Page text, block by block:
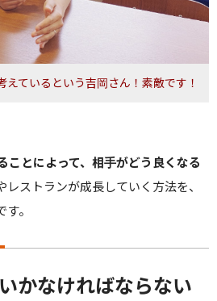
えているという吉岡さん！素敵です！
ことによって、相手がどう良くなる
レストランが成長していく方法を、
。
かなければならない